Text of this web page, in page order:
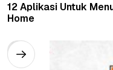
12 Aplikasi Untuk
Home